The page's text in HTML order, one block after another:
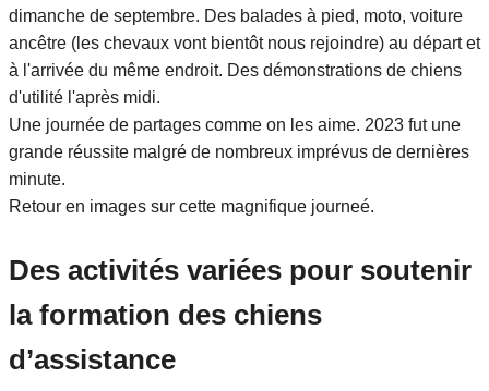
dimanche de septembre. Des balades à pied, moto, voiture
ancêtre (les chevaux vont bientôt nous rejoindre) au départ et
à l'arrivée du même endroit. Des démonstrations de chiens
d'utilité l'après midi.
Une journée de partages comme on les aime. 2023 fut une
grande réussite malgré de nombreux imprévus de dernières
minute.
Retour en images sur cette magnifique journeé.
Des activités variées pour soutenir
la formation des chiens
d’assistance